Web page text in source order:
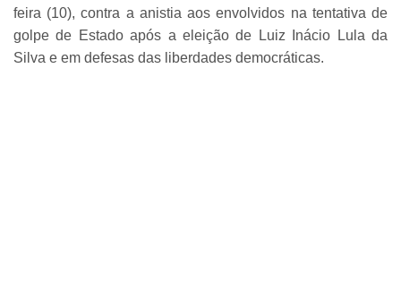
feira (10), contra a anistia aos envolvidos na tentativa de
golpe de Estado após a eleição de Luiz Inácio Lula da
Silva e em defesas das liberdades democráticas.